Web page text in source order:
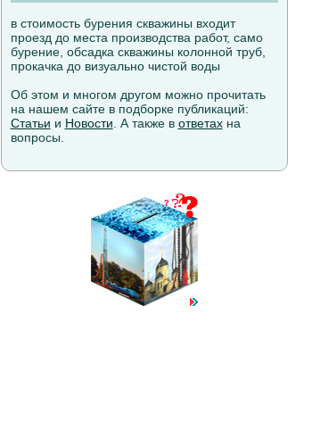
в стоимость бурения скважины входит
проезд до места производства работ, само
бурение, обсадка скважины колонной труб,
прокачка до визуально чистой воды
Об этом и многом другом можно прочитать
на нашем сайте в подборке публикаций:
Статьи и Новости . А также в ответахна
вопросы.